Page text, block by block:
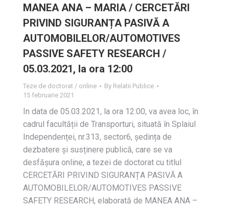
MANEA ANA – MARIA / CERCETĂRI
PRIVIND SIGURANȚA PASIVĂ A
AUTOMOBILELOR/AUTOMOTIVES
PASSIVE SAFETY RESEARCH /
05.03.2021, la ora 12:00
Teze de doctorat / online By Relatii Publice
15 februarie 2021
In data de 05.03.2021, la ora 12:00, va avea loc, în
cadrul facultății de Transporturi, situată în Splaiul
Independenței, nr.313, sector6, ședința de
dezbatere și susținere publică, care se va
desfășura online, a tezei de doctorat cu titlul
CERCETĂRI PRIVIND SIGURANȚA PASIVĂ A
AUTOMOBILELOR/AUTOMOTIVES PASSIVE
SAFETY RESEARCH, elaborată de MANEA ANA –